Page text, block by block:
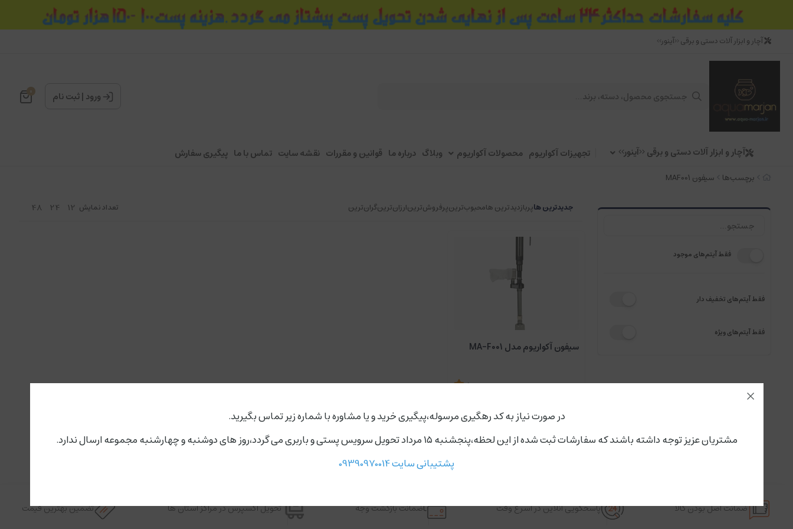
آچار و ابزار آلات دستی و برقی <<آینور>>
ورود |ثبت نام 0
آچار و ابزار آلات دستی و برقی <<آینور>> تجهیزات آکواریوم محصولات آکواریوم وبلاگ درباره ما قوانین و مقررات نقشه سایت تماس با ما پیگیری سفارش
برچسب‌ها سیفون MAF001
فقط آیتم‌های موجود
فقط آیتم‌های تخفیف دار
فقط آیتم‌های ویژه
جدیدترین هاپربازدیدترین هامحبوب‌‌ترینپرفروش‌ترینارزان‌ترینگران‌ترین تعداد نمایش 12
24
48
سیفون آکواریوم مدل MA-F001
5
ضمانت اصل بودن کالا پاسخگویی آنلاین در اسرع وقت ضمانت بازگشت وجه تحویل اکسپرس در مراکز استان ها تضمین بهترین قیمت
در صورت نیاز به کد رهگیری مرسوله،پیگیری خرید و یا مشاوره با شماره زیر تماس بگیرید.
مشتریان عزیز توجه داشته باشند که سفارشات ثبت شده از این لحظه،پنجشنبه ۱۵ مرداد تحویل سرویس پستی و باربری می گردد،روز های دوشنبه و چهارشنبه مجموعه ارسال ندارد.
پشتیبانی سایت 09390970014